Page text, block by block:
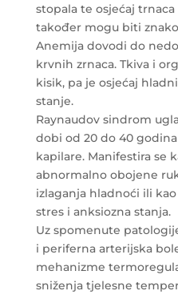
stopala te osjećaj
također mogu biti
Anemija dovodi do
krvnih zrnaca. Tkiva i
kisik, pa je osjećaj
stanje.
Raynaudov sindrom
dobi od 20 do 40
kapilare. Manifestira se
abnormalno obojene
izlaganja hladnoći ili
stres i anksiozna stanja.
Uz spomenute
i periferna arterijska
mehanizme
sniženja tjelesne